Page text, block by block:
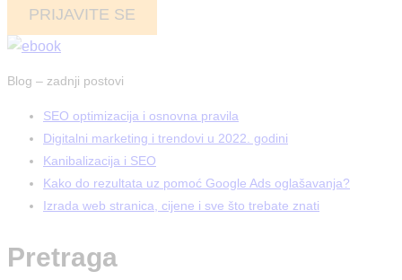
PRIJAVITE SE
Blog – zadnji postovi
SEO optimizacija i osnovna pravila
Digitalni marketing i trendovi u 2022. godini
Kanibalizacija i SEO
Kako do rezultata uz pomoć Google Ads oglašavanja?
Izrada web stranica, cijene i sve što trebate znati
Pretraga